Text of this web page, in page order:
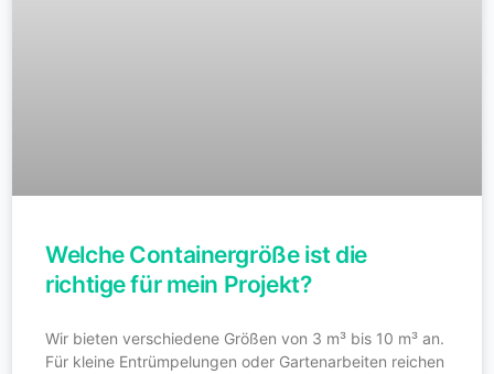
Welche Containergröße ist die
richtige für mein Projekt?
Wir bieten verschiedene Größen von 3 m³ bis 10 m³ an.
Für kleine Entrümpelungen oder Gartenarbeiten reichen